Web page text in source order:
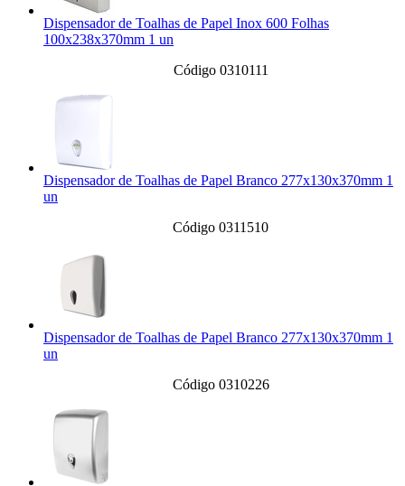
Dispensador de Toalhas de Papel Inox 600 Folhas
100x238x370mm 1 un
Código 0310111
Dispensador de Toalhas de Papel Branco 277x130x370mm 1
un
Código 0311510
Dispensador de Toalhas de Papel Branco 277x130x370mm 1
un
Código 0310226